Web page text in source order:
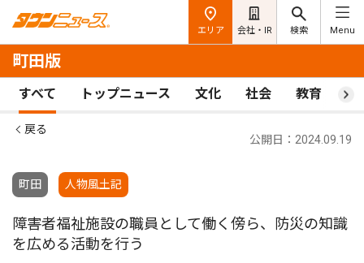
エリア 会社・IR 検索 Menu
町田版
すべて トップニュース 文化 社会 教育 ス
戻る
町田 人物風土記
公開日：2024.09.19
障害者福祉施設の職員として働く傍ら、防災の知識
を広める活動を行う